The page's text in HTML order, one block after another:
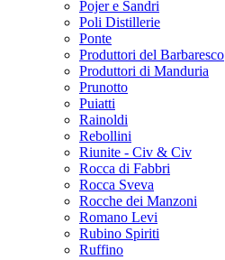
Pojer e Sandri
Poli Distillerie
Ponte
Produttori del Barbaresco
Produttori di Manduria
Prunotto
Puiatti
Rainoldi
Rebollini
Riunite - Civ & Civ
Rocca di Fabbri
Rocca Sveva
Rocche dei Manzoni
Romano Levi
Rubino Spiriti
Ruffino